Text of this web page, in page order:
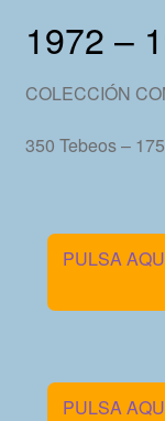
1972 –
COLECCIÓN
350 Tebeos –
PULSA
PULSA